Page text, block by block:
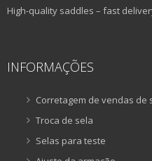
High-quality saddles – fast
INFORMAÇÕES
Corretagem de vendas de
Troca de sela
Selas para teste